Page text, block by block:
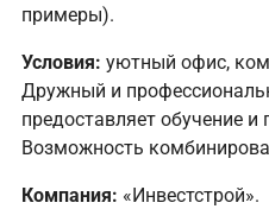
примеры).
Условия: уютный офис,
Дружный и
предоставляет обучение
Возможность
Компания: «Инвестстрой».